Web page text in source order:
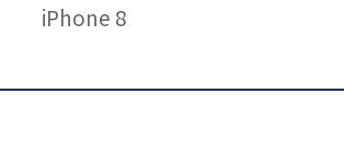
iPhone 8